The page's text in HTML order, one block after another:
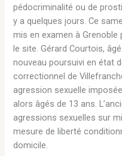
pédocriminalité ou de
y a quelques jours. Ce
mis en examen à
le site. Gérard Courtois,
nouveau poursuivi en état
correctionnel de
agression sexuelle
alors âgés de 13 ans.
agressions sexuelles sur
mesure de liberté
domicile.